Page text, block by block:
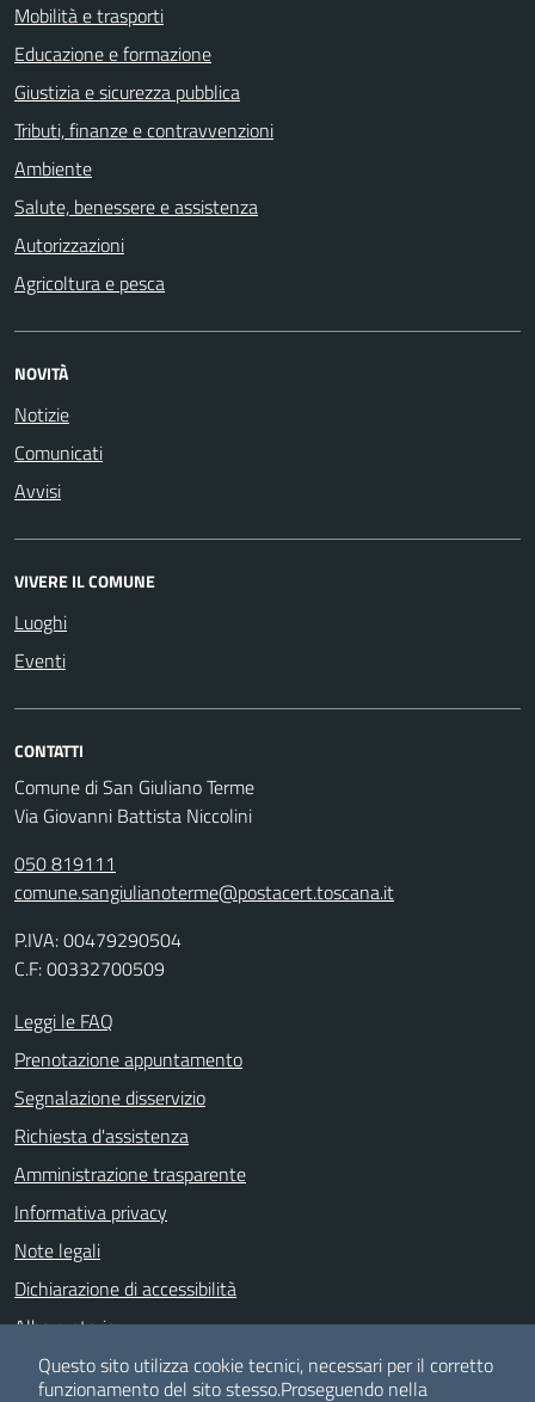
Mobilità e trasporti
Educazione e formazione
Giustizia e sicurezza pubblica
Tributi, finanze e contravvenzioni
Ambiente
Salute, benessere e assistenza
Autorizzazioni
Agricoltura e pesca
NOVITÀ
Notizie
Comunicati
Avvisi
VIVERE IL COMUNE
Luoghi
Eventi
CONTATTI
Comune di San Giuliano Terme
Via Giovanni Battista Niccolini
050 819111
comune.sangiulianoterme@postacert.toscana.it
P.IVA: 00479290504
C.F: 00332700509
Leggi le FAQ
Prenotazione appuntamento
Segnalazione disservizio
Richiesta d'assistenza
Amministrazione trasparente
Informativa privacy
Note legali
Dichiarazione di accessibilità
Albo pretorio
Meccanismo di feedback
Questo sito utilizza cookie tecnici, necessari per il corretto
funzionamento del sito stesso.Proseguendo nella